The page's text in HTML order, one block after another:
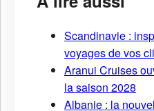
Scandinavie :
voyages de vos
Aranui Cruises
la saison 2028
Albanie : la